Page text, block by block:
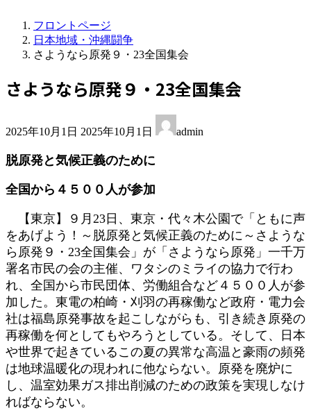
フロントページ
日本地域・沖縄闘争
さようなら原発９・23全国集会
さようなら原発９・23全国集会
2025年10月1日 終
新
時
2025年10月1日 admin
脱原発と気候正義のために
全国から４５００人が参加
【東京】９月23日、東京・代々木公園で「ともに声
をあげよう！～脱原発と気候正義のために～さような
ら原発９・23全国集会」が「さようなら原発」一千万
署名市民の会の主催、ワタシのミライの協力で行わ
れ、全国から市民団体、労働組合など４５００人が参
加した。東電の柏崎・刈羽の再稼働など政府・電力会
社は福島原発事故を起こしながらも、引き続き原発の
再稼働を何としてもやろうとしている。そして、日本
や世界で起きているこの夏の異常な高温と豪雨の頻発
は地球温暖化の現われに他ならない。原発を廃炉に
し、温室効果ガス排出削減のための政策を実現しなけ
ればならない。